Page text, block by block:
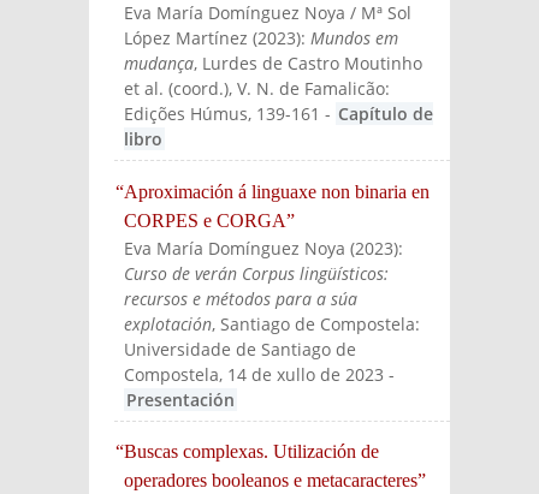
Eva María Domínguez Noya / Mª Sol
López Martínez(2023):Mundos em
mudança, Lurdes de Castro Moutinho
et al. (coord.), V. N. de Famalicão:
Edições Húmus, 139-161 - Capítulo de
libro
“Aproximación á linguaxe non binaria en
CORPES e CORGA”
Eva María Domínguez Noya (2023):
Curso de verán Corpus lingüísticos:
recursos e métodos para a súa
explotación, Santiago de Compostela:
Universidade de Santiago de
Compostela, 14 de xullo de 2023 -
Presentación
“Buscas complexas. Utilización de
operadores booleanos e metacaracteres”